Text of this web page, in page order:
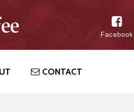
Facebook
CONTACT